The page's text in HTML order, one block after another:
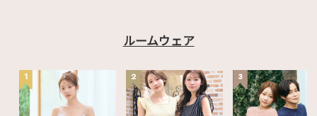
ルームウェア
1 2 3